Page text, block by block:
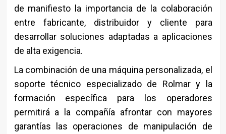
de manifiesto la importancia de la colaboración
entre fabricante, distribuidor y cliente para
desarrollar soluciones adaptadas a aplicaciones
de alta exigencia.
La combinación de una máquina personalizada, el
soporte técnico especializado de Rolmar y la
formación específica para los operadores
permitirá a la compañía afrontar con mayores
garantías las operaciones de manipulación de